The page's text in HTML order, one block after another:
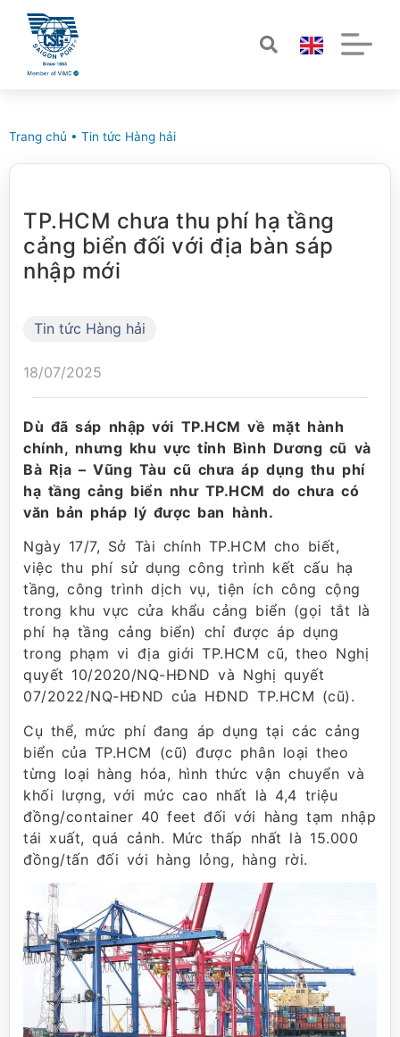
Trang chủ • Tin tức Hàng hải
TP.HCM chưa thu phí hạ tầng
cảng biển đối với địa bàn sáp
nhập mới
Tin tức Hàng hải
18/07/2025
Dù đã sáp nhập với TP.HCM về mặt hành
chính, nhưng khu vực tỉnh Bình Dương cũ và
Bà Rịa – Vũng Tàu cũ chưa áp dụng thu phí
hạ tầng cảng biển như TP.HCM do chưa có
văn bản pháp lý được ban hành.
Ngày 17/7, Sở Tài chính TP.HCM cho biết,
việc thu phí sử dụng công trình kết cấu hạ
tầng, công trình dịch vụ, tiện ích công cộng
trong khu vực cửa khẩu cảng biển (gọi tắt là
phí hạ tầng cảng biển) chỉ được áp dụng
trong phạm vi địa giới TP.HCM cũ, theo Nghị
quyết 10/2020/NQ-HĐND và Nghị quyết
07/2022/NQ-HĐND của HĐND TP.HCM (cũ).
Cụ thể, mức phí đang áp dụng tại các cảng
biển của TP.HCM (cũ) được phân loại theo
từng loại hàng hóa, hình thức vận chuyển và
khối lượng, với mức cao nhất là 4,4 triệu
đồng/container 40 feet đối với hàng tạm nhập
tái xuất, quá cảnh. Mức thấp nhất là 15.000
đồng/tấn đối với hàng lỏng, hàng rời.